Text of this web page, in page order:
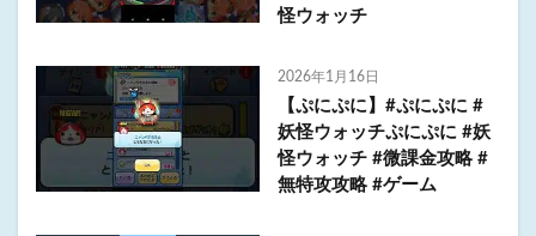
怪ウォッチ
2026年1月16日
【ぷにぷに】#ぷにぷに #
妖怪ウォッチぷにぷに #妖
怪ウォッチ #微課金攻略 #
無特攻攻略 #ゲーム